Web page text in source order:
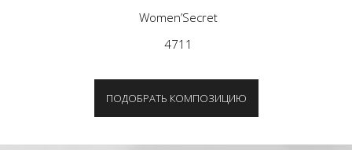
Women’Secret
4711
ПОДОБРАТЬ КОМПОЗИЦИЮ